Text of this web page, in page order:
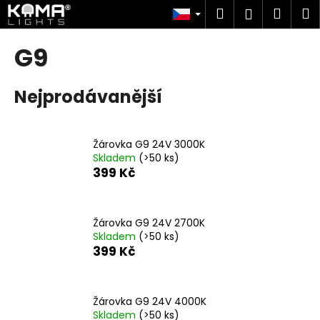
Přejít
na
obsah
Hledat
G9
Nejprodávanější
Žárovka G9 24V 3000K
Skladem (>50 ks)
399 Kč
Žárovka G9 24V 2700K
Skladem (>50 ks)
399 Kč
Žárovka G9 24V 4000K
Skladem (>50 ks)
K
o
o